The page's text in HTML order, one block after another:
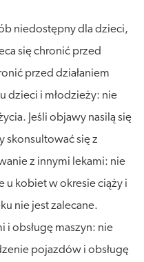
niedostępny dla dzieci,
się chronić przed
przed działaniem
dzieci i młodzieży: nie
Jeśli objawy nasilą się
skonsultować się z
z innymi lekami: nie
u kobiet w okresie ciąży i
nie jest zalecane.
i obsługę maszyn: nie
pojazdów i obsługę